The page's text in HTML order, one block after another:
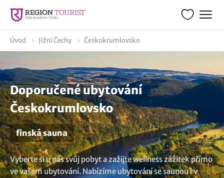
Úvod Jižní Čechy Českokrumlovsko
Doporučené ubytování
Českokrumlovsko
finská sauna
Vyberte si u nás svůj pobyt a zažijte wellness zážitek přímo
ve vašem ubytování. Nabízíme ubytování se saunou i v